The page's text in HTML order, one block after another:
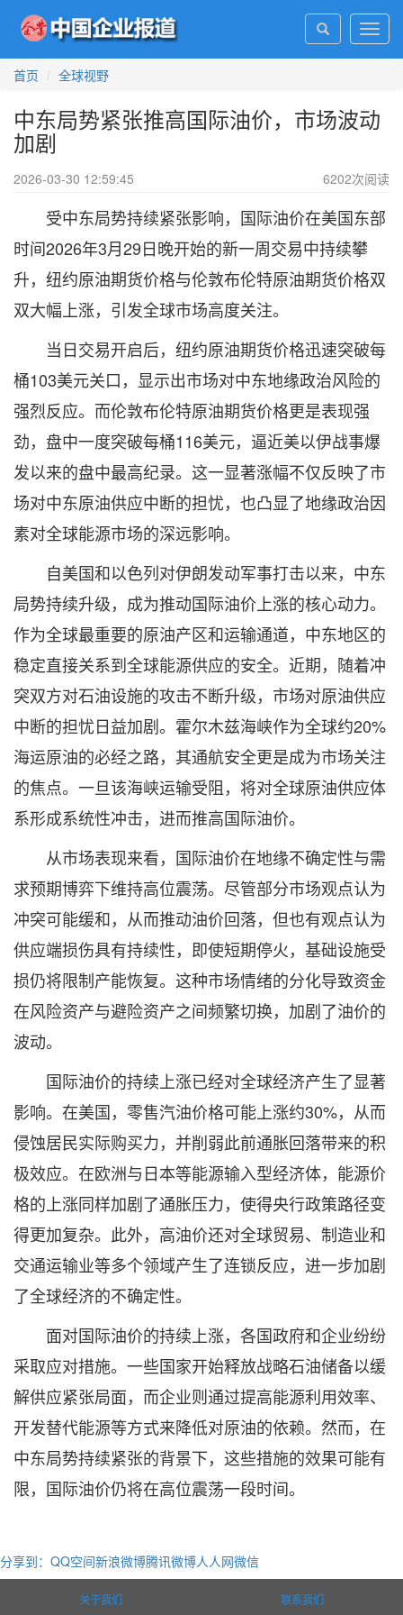
首页
全球视野
中东局势紧张推高国际油价，市场波动
加剧
2026-03-30 12:59:45 6202次阅读
受中东局势持续紧张影响，国际油价在美国东部
时间2026年3月29日晚开始的新一周交易中持续攀
升，纽约原油期货价格与伦敦布伦特原油期货价格双
双大幅上涨，引发全球市场高度关注。
当日交易开启后，纽约原油期货价格迅速突破每
桶103美元关口，显示出市场对中东地缘政治风险的
强烈反应。而伦敦布伦特原油期货价格更是表现强
劲，盘中一度突破每桶116美元，逼近美以伊战事爆
发以来的盘中最高纪录。这一显著涨幅不仅反映了市
场对中东原油供应中断的担忧，也凸显了地缘政治因
素对全球能源市场的深远影响。
自美国和以色列对伊朗发动军事打击以来，中东
局势持续升级，成为推动国际油价上涨的核心动力。
作为全球最重要的原油产区和运输通道，中东地区的
稳定直接关系到全球能源供应的安全。近期，随着冲
突双方对石油设施的攻击不断升级，市场对原油供应
中断的担忧日益加剧。霍尔木兹海峡作为全球约20%
海运原油的必经之路，其通航安全更是成为市场关注
的焦点。一旦该海峡运输受阻，将对全球原油供应体
系形成系统性冲击，进而推高国际油价。
从市场表现来看，国际油价在地缘不确定性与需
求预期博弈下维持高位震荡。尽管部分市场观点认为
冲突可能缓和，从而推动油价回落，但也有观点认为
供应端损伤具有持续性，即使短期停火，基础设施受
损仍将限制产能恢复。这种市场情绪的分化导致资金
在风险资产与避险资产之间频繁切换，加剧了油价的
波动。
国际油价的持续上涨已经对全球经济产生了显著
影响。在美国，零售汽油价格可能上涨约30%，从而
侵蚀居民实际购买力，并削弱此前通胀回落带来的积
极效应。在欧洲与日本等能源输入型经济体，能源价
格的上涨同样加剧了通胀压力，使得央行政策路径变
得更加复杂。此外，高油价还对全球贸易、制造业和
交通运输业等多个领域产生了连锁反应，进一步加剧
了全球经济的不确定性。
面对国际油价的持续上涨，各国政府和企业纷纷
采取应对措施。一些国家开始释放战略石油储备以缓
解供应紧张局面，而企业则通过提高能源利用效率、
开发替代能源等方式来降低对原油的依赖。然而，在
中东局势持续紧张的背景下，这些措施的效果可能有
限，国际油价仍将在高位震荡一段时间。
分享到： QQ空间新浪微博腾讯微博人人网微信
关于我们 联系我们